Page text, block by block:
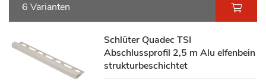
6 Varianten
Schlüter Quadec TSI
Abschlussprofil 2,5 m Alu elfenbein
strukturbeschichtet